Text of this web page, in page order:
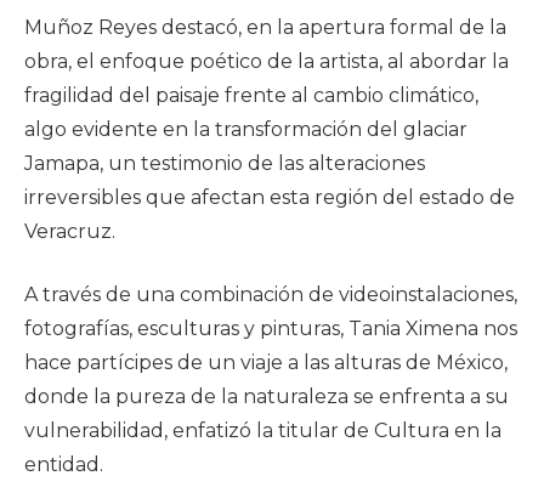
Muñoz Reyes destacó, en la apertura formal de la
obra, el enfoque poético de la artista, al abordar la
fragilidad del paisaje frente al cambio climático,
algo evidente en la transformación del glaciar
Jamapa, un testimonio de las alteraciones
irreversibles que afectan esta región del estado de
Veracruz.
A través de una combinación de videoinstalaciones,
fotografías, esculturas y pinturas, Tania Ximena nos
hace partícipes de un viaje a las alturas de México,
donde la pureza de la naturaleza se enfrenta a su
vulnerabilidad, enfatizó la titular de Cultura en la
entidad.